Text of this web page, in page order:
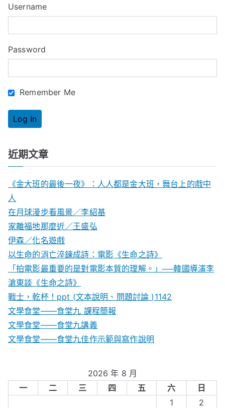
h
r
Username
Password
Remember Me
近期文章
《金大班的最後一夜》：人人都是金大班，舞台上的戲中
人
在月球漫步看風景／李紹基
家離福地那麼近／王盛弘
伊森／化名遊戲
以生命的消亡淬鍊成詩：電影《生命之詩》
「拍電影最重要的是對電影本質的理解。」──韓國導演李
滄東談《生命之詩》
戰士，乾杯！ppt (文本說明、問題討論 )1142
文學食堂——食堂九 課程簡報
文學食堂――食堂九講義
文學食堂——食堂九佳作示範與寫作說明
2026 年 8 月
一
二 三 四 五 六
日
1
2